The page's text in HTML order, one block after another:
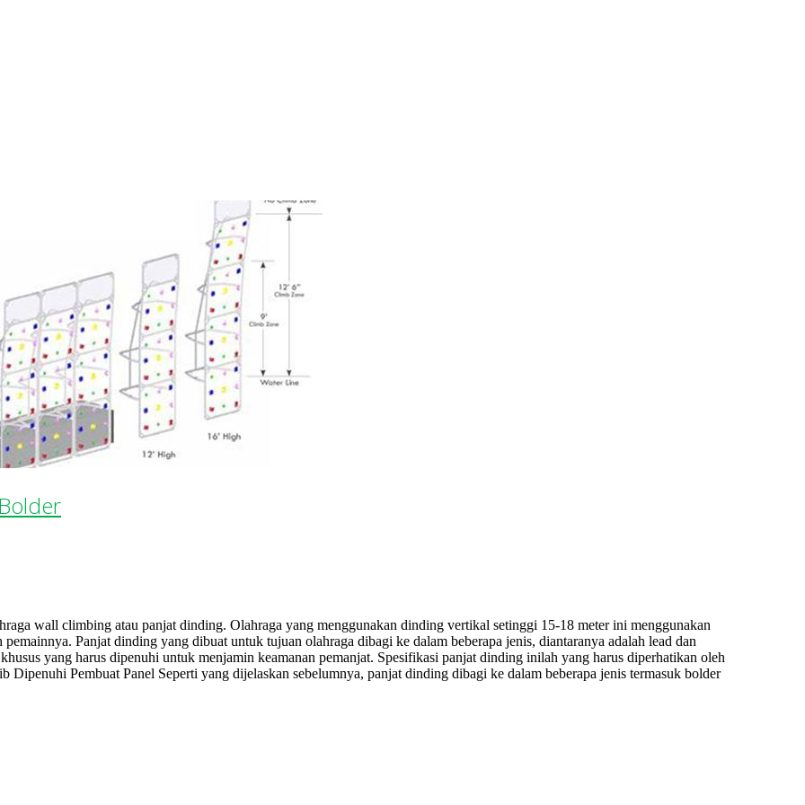
wall climbing atau panjat dinding. Olahraga yang menggunakan dinding vertikal setinggi 15-18 meter ini menggunakan
Panjat dinding yang dibuat untuk tujuan olahraga dibagi ke dalam beberapa jenis, diantaranya adalah lead dan
yang harus dipenuhi untuk menjamin keamanan pemanjat. Spesifikasi panjat dinding inilah yang harus diperhatikan oleh
Pembuat Panel Seperti yang dijelaskan sebelumnya, panjat dinding dibagi ke dalam beberapa jenis termasuk bolder